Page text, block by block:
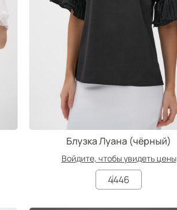
Блузка Луана (чёрный)
Войдите, чтобы увидеть цены
4446